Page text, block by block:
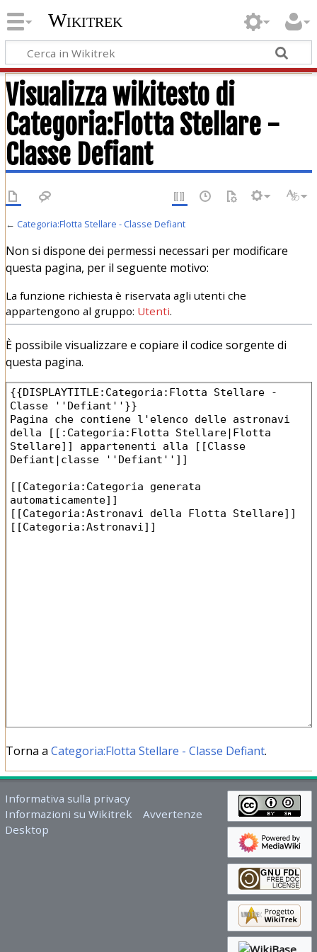
Wikitrek
Visualizza wikitesto di
Categoria:Flotta Stellare -
Classe Defiant
← Categoria:Flotta Stellare - Classe Defiant
Non si dispone dei permessi necessari per modificare
questa pagina, per il seguente motivo:
La funzione richiesta è riservata agli utenti che
appartengono al gruppo: Utenti.
È possibile visualizzare e copiare il codice sorgente di
questa pagina.
Torna a Categoria:Flotta Stellare - Classe Defiant.
Informativa sulla privacy
Informazioni su Wikitrek
Avvertenze
Desktop